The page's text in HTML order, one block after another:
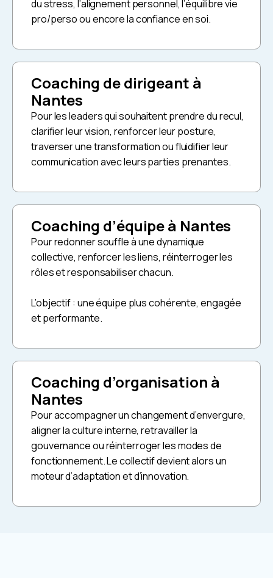
du stress, l’alignement personnel, l’équilibre vie
pro/perso ou encore la confiance en soi.
Coaching de dirigeant à
Nantes
Pour les leaders qui souhaitent prendre du recul,
clarifier leur vision, renforcer leur posture,
traverser une transformation ou fluidifier leur
communication avec leurs parties prenantes.
Coaching d’équipe à Nantes
Pour redonner souffle à une dynamique
collective, renforcer les liens, réinterroger les
rôles et responsabiliser chacun.
L’objectif : une équipe plus cohérente, engagée
et performante.
Coaching d’organisation à
Nantes
Pour accompagner un changement d’envergure,
aligner la culture interne, retravailler la
gouvernance ou réinterroger les modes de
fonctionnement. Le collectif devient alors un
moteur d’adaptation et d’innovation.